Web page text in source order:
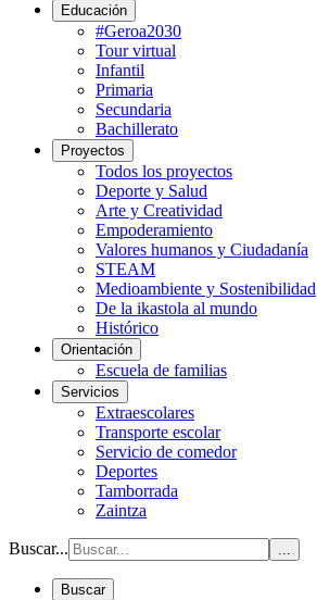
Educación
#Geroa2030
Tour virtual
Infantil
Primaria
Secundaria
Bachillerato
Proyectos
Todos los proyectos
Deporte y Salud
Arte y Creatividad
Empoderamiento
Valores humanos y Ciudadanía
STEAM
Medioambiente y Sostenibilidad
De la ikastola al mundo
Histórico
Orientación
Escuela de familias
Servicios
Extraescolares
Transporte escolar
Servicio de comedor
Deportes
Tamborrada
Zaintza
Buscar... ...
Buscar